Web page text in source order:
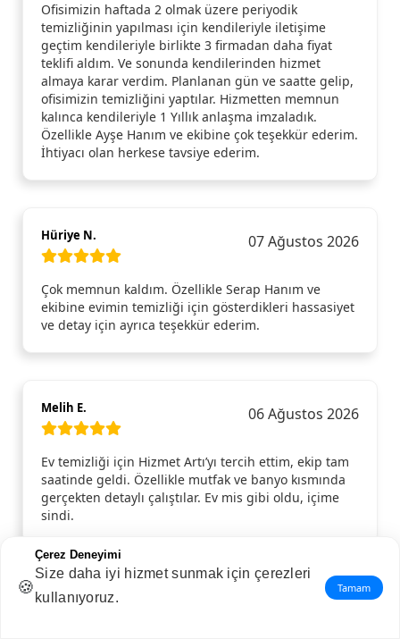
Ofisimizin haftada 2 olmak üzere periyodik
temizliğinin yapılması için kendileriyle iletişime
geçtim kendileriyle birlikte 3 firmadan daha fiyat
teklifi aldım. Ve sonunda kendilerinden hizmet
almaya karar verdim. Planlanan gün ve saatte gelip,
ofisimizin temizliğini yaptılar. Hizmetten memnun
kalınca kendileriyle 1 Yıllık anlaşma imzaladık.
Özellikle Ayşe Hanım ve ekibine çok teşekkür ederim.
İhtiyacı olan herkese tavsiye ederim.
Hüriye N. 07 Ağustos 2026
Çok memnun kaldım. Özellikle Serap Hanım ve
ekibine evimin temizliği için gösterdikleri hassasiyet
ve detay için ayrıca teşekkür ederim.
Melih E. 06 Ağustos 2026
Ev temizliği için Hizmet Artı’yı tercih ettim, ekip tam
saatinde geldi. Özellikle mutfak ve banyo kısmında
gerçekten detaylı çalıştılar. Ev mis gibi oldu, içime
sindi.
Ahmet E. 05 Ağustos 2026
🍪
Çerez Deneyimi
Size daha iyi hizmet sunmak için çerezleri
kullanıyoruz.
Tamam